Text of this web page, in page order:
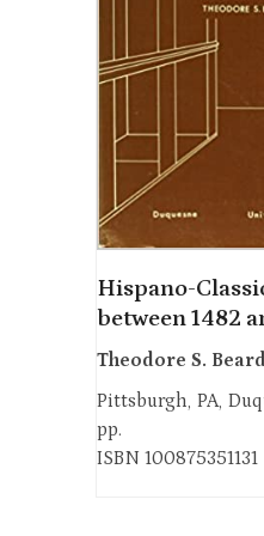
Hispano-
between 1482
Theodore S.
Pittsburgh, PA,
pp.
ISBN 100875351131